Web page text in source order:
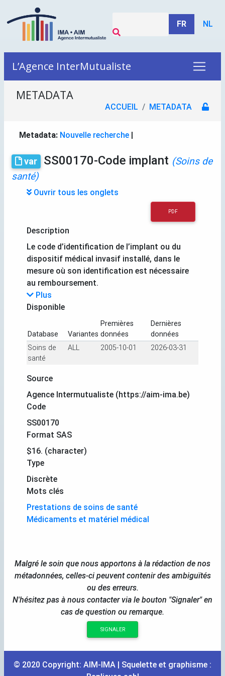
FR NL
L’Agence InterMutualiste
METADATA
ACCUEIL METADATA
Metadata: Nouvelle recherche |
var SS00170-Code implant (Soins de
santé)
Ouvrir tous les onglets
PDF
Description
Le code d’identification de l’implant ou du
dispositif médical invasif installé, dans le
mesure où son identification est nécessaire
au remboursement.
Plus
Disponible
Database Variantes
Premières
données
Dernières
données
Soins de
santé
ALL 2005-10-01 2026-03-31
Source
Agence Intermutualiste (https://aim-ima.be)
Code
SS00170
Format SAS
$16. (character)
Type
Discrète
Mots clés
Prestations de soins de santé
Médicaments et matériel médical
Malgré le soin que nous apportons à la rédaction de nos
métadonnées, celles-ci peuvent contenir des ambiguïtés
ou des erreurs.
N'hésitez pas à nous contacter via le bouton "Signaler" en
cas de question ou remarque.
SIGNALER
© 2020 Copyright: AIM-IMA | Squelette et graphisme :